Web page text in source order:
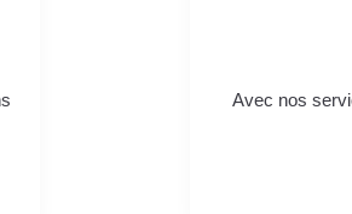
Avec nos